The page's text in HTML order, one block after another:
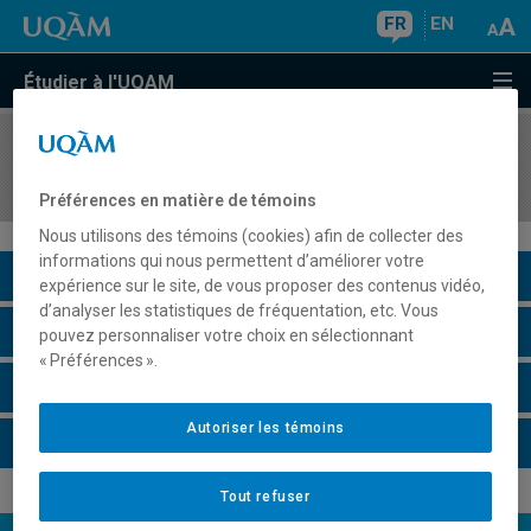
FR EN
Étudier à l'UQAM
COURS//
Description du cours
Horaire - Été 2026
Préférences en matière de témoins
Nous utilisons des témoins (cookies) afin de collecter des
informations qui nous permettent d’améliorer votre
expérience sur le site, de vous proposer des contenus vidéo,
d’analyser les statistiques de fréquentation, etc. Vous
pouvez personnaliser votre choix en sélectionnant
« Préférences ».
Tout refuser
Autoriser les témoins